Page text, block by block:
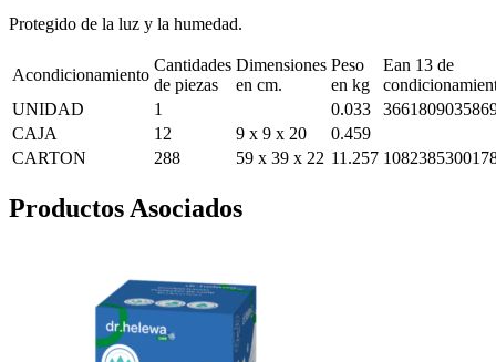
Protegido de la luz y la humedad.
Acondicionamiento
Cantidades
de piezas
Dimensiones
en cm.
Peso
en kg
Ean 13 de
UNIDAD
1 0.033
CAJA
12 9 x 9 x 20
0.459
CARTON
288 59 x 39 x 22 11.257
Productos Asociados